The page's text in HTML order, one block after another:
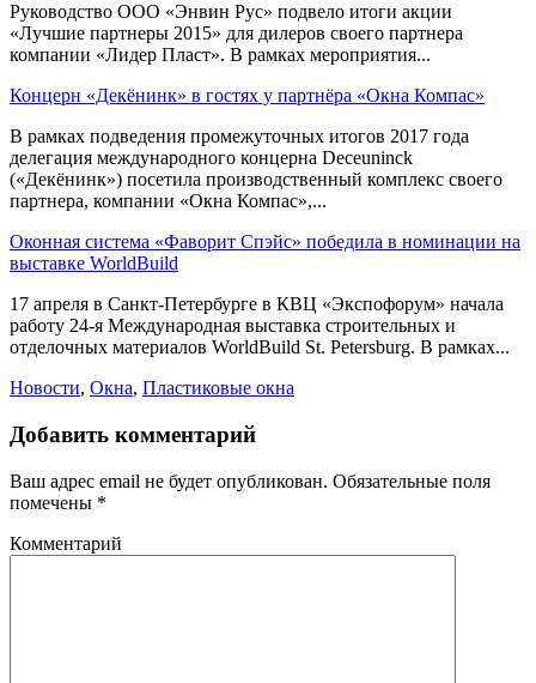
Руководство ООО «Энвин Рус» подвело итоги акции
«Лучшие партнеры 2015» для дилеров своего партнера
компании «Лидер Пласт». В рамках мероприятия...
Концерн «Декёнинк» в гостях у партнёра «Окна Компас»
В рамках подведения промежуточных итогов 2017 года
делегация международного концерна Deceuninck
(«Декёнинк») посетила производственный комплекс своего
партнера, компании «Окна Компас»,...
Оконная система «Фаворит Спэйс» победила в номинации на
выставке WorldBuild
17 апреля в Санкт-Петербурге в КВЦ «Экспофорум» начала
работу 24-я Международная выставка строительных и
отделочных материалов WorldBuild St. Petersburg. В рамках...
Новости, Окна, Пластиковые окна
Добавить комментарий
Ваш адрес email не будет опубликован. Обязательные поля
помечены *
Комментарий